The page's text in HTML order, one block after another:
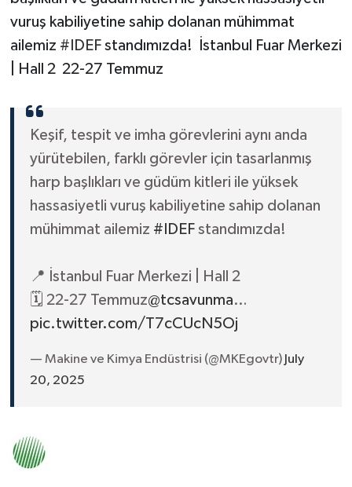
vuruş kabiliyetine sahip dolanan mühimmat
ailemiz #IDEFstandımızda! İstanbul Fuar Merkezi
| Hall 2 22-27 Temmuz
Keşif, tespit ve imha görevlerini aynı anda
yürütebilen, farklı görevler için tasarlanmış
harp başlıkları ve güdüm kitleri ile yüksek
hassasiyetli vuruş kabiliyetine sahip dolanan
mühimmat ailemiz #IDEFstandımızda!
📍 İstanbul Fuar Merkezi | Hall 2
🗓️ 22-27 Temmuz@tcsavunma…
pic.twitter.com/T7cCUcN5Oj
— Makine ve Kimya Endüstrisi (@MKEgovtr) July
20, 2025